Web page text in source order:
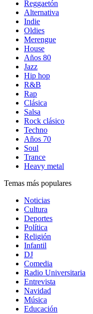
Reggaetón
Alternativa
Indie
Oldies
Merengue
House
Años 80
Jazz
Hip hop
R&B
Rap
Clásica
Salsa
Rock clásico
Techno
Años 70
Soul
Trance
Heavy metal
Temas más populares
Noticias
Cultura
Deportes
Política
Religión
Infantil
DJ
Comedia
Radio Universitaria
Entrevista
Navidad
Música
Educación